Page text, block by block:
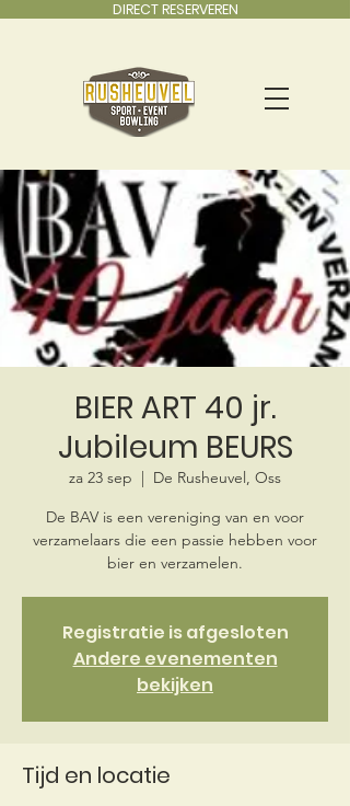
DIRECT RESERVEREN
BIER ART 40 jr.
Jubileum BEURS
za 23 sep
  |
De Rusheuvel, Oss
De BAV is een vereniging van en voor
verzamelaars die een passie hebben voor
Registratie is afgesloten
Andere evenementen
bekijken
Tijd en locatie